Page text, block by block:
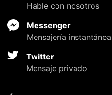
Hable con nosotros
Messenger
Mensajería instantánea
Twitter
Mensaje privado